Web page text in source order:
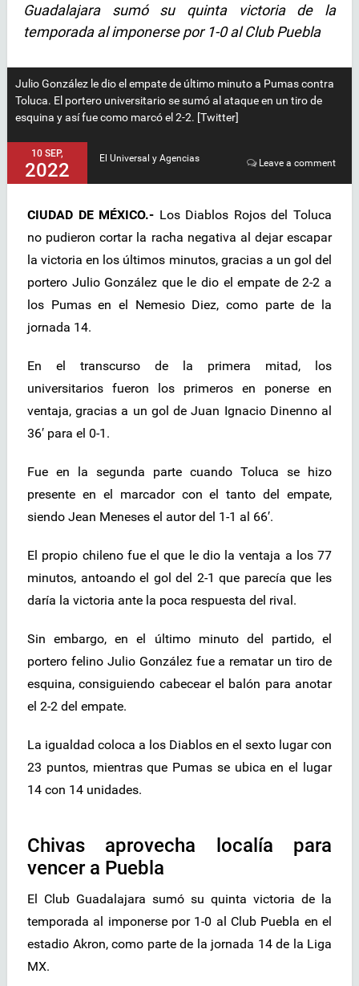
Guadalajara sumó su quinta victoria de la
temporada al imponerse por 1-0 al Club Puebla
Julio González le dio el empate de último minuto a Pumas contra
Toluca. El portero universitario se sumó al ataque en un tiro de
esquina y así fue como marcó el 2-2. [Twitter]
10 SEP,
2022
El Universal y Agencias Leave a comment
CIUDAD DE MÉXICO.- Los Diablos Rojos del Toluca
no pudieron cortar la racha negativa al dejar escapar
la victoria en los últimos minutos, gracias a un gol del
portero Julio González que le dio el empate de 2-2 a
los Pumas en el Nemesio Diez, como parte de la
jornada 14.
En el transcurso de la primera mitad, los
universitarios fueron los primeros en ponerse en
ventaja, gracias a un gol de Juan Ignacio Dinenno al
36′ para el 0-1.
Fue en la segunda parte cuando Toluca se hizo
presente en el marcador con el tanto del empate,
siendo Jean Meneses el autor del 1-1 al 66′.
El propio chileno fue el que le dio la ventaja a los 77
minutos, antoando el gol del 2-1 que parecía que les
daría la victoria ante la poca respuesta del rival.
Sin embargo, en el último minuto del partido, el
portero felino Julio González fue a rematar un tiro de
esquina, consiguiendo cabecear el balón para anotar
el 2-2 del empate.
La igualdad coloca a los Diablos en el sexto lugar con
23 puntos, mientras que Pumas se ubica en el lugar
14 con 14 unidades.
Chivas aprovecha localía para
vencer a Puebla
El Club Guadalajara sumó su quinta victoria de la
temporada al imponerse por 1-0 al Club Puebla en el
estadio Akron, como parte de la jornada 14 de la Liga
MX.